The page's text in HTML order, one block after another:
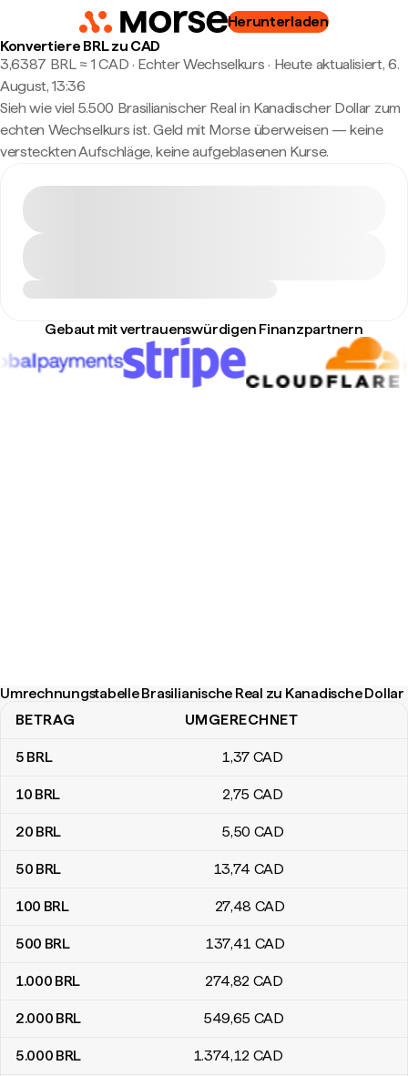
Herunterladen
Konvertiere BRL zu CAD
3,6387 BRL ≈ 1 CAD · Echter Wechselkurs · Heute aktualisiert, 6.
August, 13:36
Sieh wie viel 5.500 Brasilianischer Real in Kanadischer Dollar zum
echten Wechselkurs ist. Geld mit Morse überweisen — keine
versteckten Aufschläge, keine aufgeblasenen Kurse.
Gebaut mit vertrauenswürdigen Finanzpartnern
Umrechnungstabelle Brasilianische Real zu Kanadische Dollar
Umrechnungstabelle Brasilianische Real zu Kanadische Dollar
BETRAG UMGERECHNET
5 BRL 1,37 CAD
10 BRL 2,75 CAD
20 BRL 5,50 CAD
50 BRL 13,74 CAD
100 BRL 27,48 CAD
500 BRL 137,41 CAD
1.000 BRL 274,82 CAD
2.000 BRL 549,65 CAD
5.000 BRL 1.374,12 CAD